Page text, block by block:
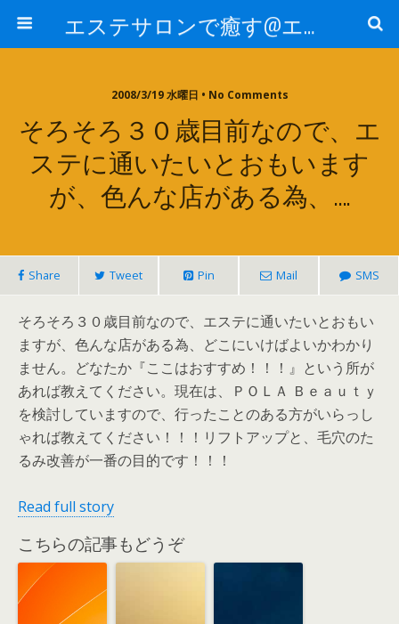
エステサロンで癒す@エステ～全国エステ情報
2008/3/19 水曜日 • No Comments
そろそろ３０歳目前なので、エ
ステに通いたいとおもいます
が、色んな店がある為、….
Share Tweet Pin Mail SMS
そろそろ３０歳目前なので、エステに通いたいとおもい
ますが、色んな店がある為、どこにいけばよいかわかり
ません。どなたか『ここはおすすめ！！！』という所が
あれば教えてください。現在は、ＰＯＬＡ Ｂｅａｕｔｙ
を検討していますので、行ったことのある方がいらっし
ゃれば教えてください！！！リフトアップと、毛穴のた
るみ改善が一番の目的です！！！
Read full story
こちらの記事もどうぞ